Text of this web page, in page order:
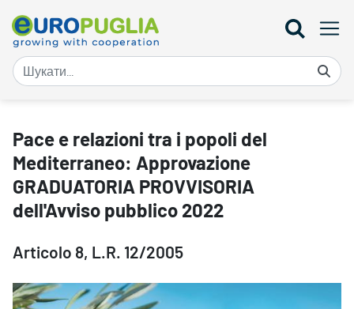
Pace e relazioni tra i popoli del
Mediterraneo: Approvazione
GRADUATORIA PROVVISORIA
dell'Avviso pubblico 2022
Articolo 8, L.R. 12/2005